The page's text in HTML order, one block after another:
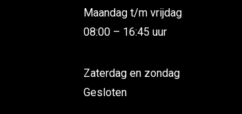
Maandag t/m vrijdag
08:00 – 16:45 uur
Zaterdag en zondag
Gesloten